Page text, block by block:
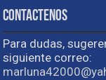
Contactenos
Para dudas,
siguiente correo: